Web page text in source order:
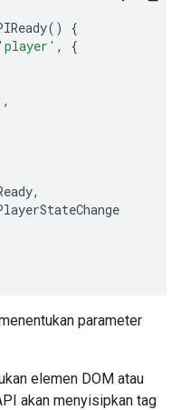
()
{
'player' ,
{
,
,
parameter
elemen DOM atau
akan menyisipkan tag